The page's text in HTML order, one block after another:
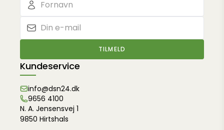
TILMELD
Kundeservice
info@dsn24.dk
9656 4100
N. A. Jensensvej 1
9850 Hirtshals